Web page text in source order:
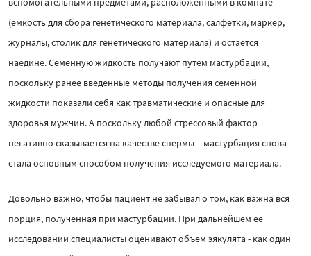
(емкость для сбора генетического материала, салфетки, маркер,
журналы, столик для генетического материала) и остается
наедине. Семенную жидкость получают путем мастурбации,
поскольку ранее введенные методы получения семенной
жидкости показали себя как травматические и опасные для
здоровья мужчин. А поскольку любой стрессовый фактор
негативно сказывается на качестве спермы – мастурбация снова
стала основным способом получения исследуемого материала.
Довольно важно, чтобы пациент не забывал о том, как важна вся
порция, полученная при мастурбации. При дальнейшем ее
исследовании специалисты оценивают объем эякулята - как один